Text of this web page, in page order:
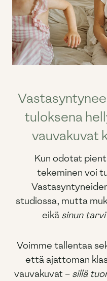
tuloksena
vauvakuvat
Kun odotat
tekeminen voi
studiossa, mutta
eikä sinun
Voimme tallentaa
että ajattoman
vauvakuvat – sillä